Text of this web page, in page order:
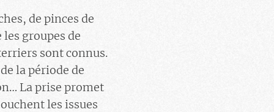
de pinces de
les groupes de
sont connus.
la période de
La prise promet
les issues